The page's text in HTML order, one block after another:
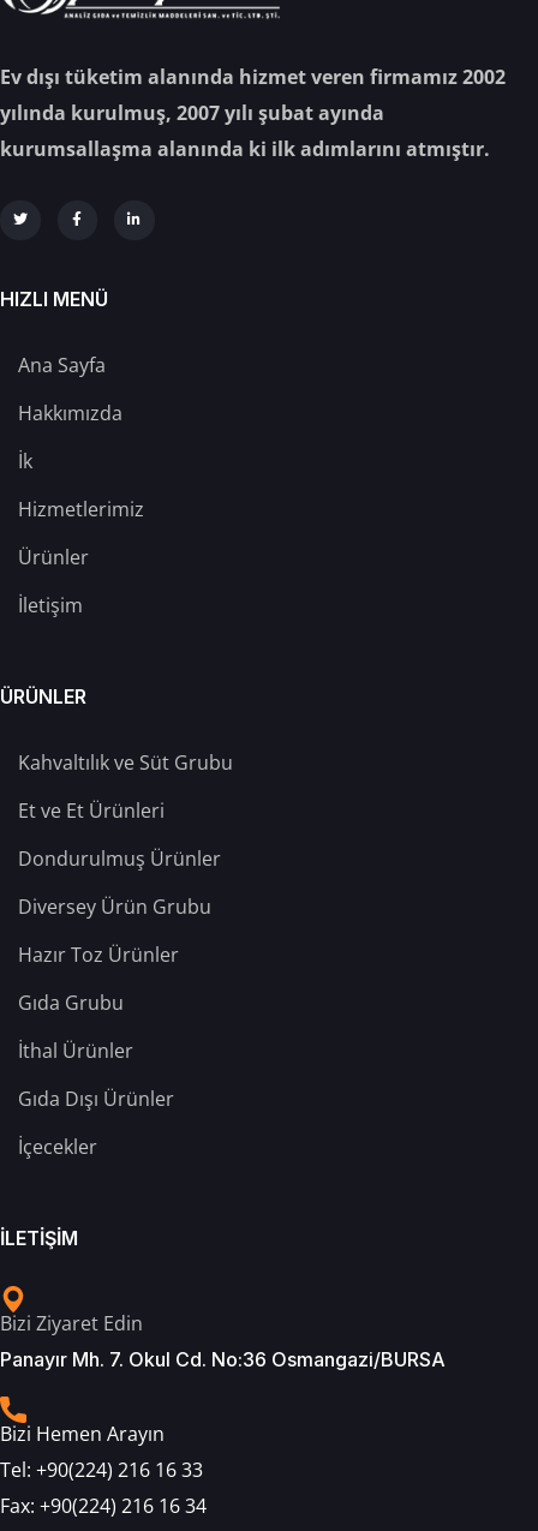
Ev dışı tüketim alanında hizmet veren firmamız 2002
yılında kurulmuş, 2007 yılı şubat ayında
kurumsallaşma alanında ki ilk adımlarını atmıştır.
HIZLI MENÜ
Ana Sayfa
Hakkımızda
İk
Hizmetlerimiz
Ürünler
İletişim
ÜRÜNLER
Kahvaltılık ve Süt Grubu
Et ve Et Ürünleri
Dondurulmuş Ürünler
Diversey Ürün Grubu
Hazır Toz Ürünler
Gıda Grubu
İthal Ürünler
Gıda Dışı Ürünler
İçecekler
İLETİŞİM
Bizi Ziyaret Edin
Panayır Mh. 7. Okul Cd. No:36 Osmangazi/BURSA
Bizi Hemen Arayın
Tel: +90(224) 216 16 33
Fax: +90(224) 216 16 34